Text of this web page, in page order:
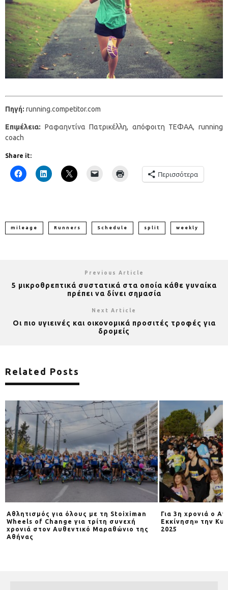
Πηγή: running.competitor.com
Eπιμέλεια: Ραφαηντίνα Πατρικέλλη, απόφοιτη ΤΕΦΑΑ, running
coach
Share it:
Περισσότερα
mileage Runners Schedule split weekly
Previous Article
5 μικροθρεπτικά συστατικά στα οποία κάθε γυναίκα
πρέπει να δίνει σημασία
Next Article
Οι πιο υγιεινές και οικονομικά προσιτές τροφές για
δρομείς
Related Posts
Αθλητισμός για όλους με τη Stoiximan
Wheels of Change για τρίτη συνεχή
χρονιά στον Αυθεντικό Μαραθώνιο της
Αθήνας
Για 3η χρονιά o
Εκκίνηση» την
2025